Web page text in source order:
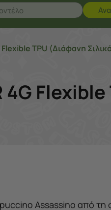
TPU (Διάφανη
Flexible